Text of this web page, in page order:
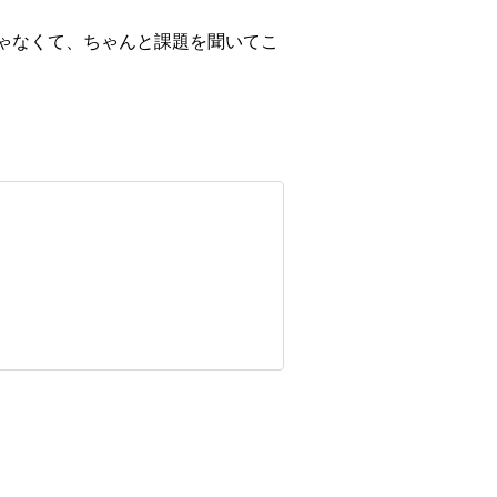
くて、ちゃんと課題を聞いてこ